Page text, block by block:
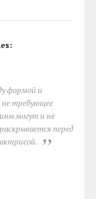
формой и
не требующее
могут и не
перед